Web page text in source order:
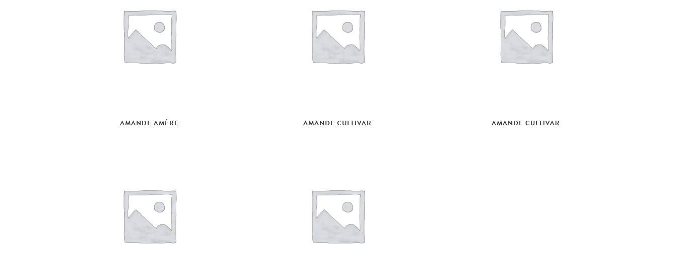
AMANDE AMÈRE AMANDE CULTIVAR AMANDE CULTIVAR